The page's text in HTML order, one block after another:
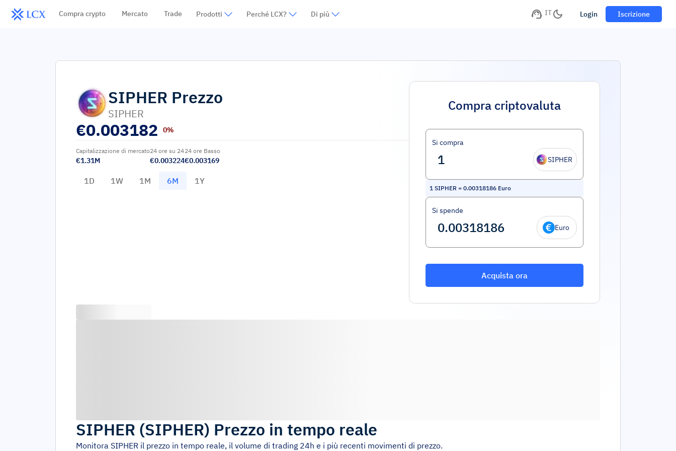
Compra crypto Mercato Trade Prodotti Perché LCX? Di più IT Login Iscrizione
SIPHER Prezzo
SIPHER
€0.003182 0%
Capitalizzazione di mercato
€1.31M
24 ore su 24
€0.003224
24 ore Basso
€0.003169
1D 1W 1M 6M 1Y
Compra criptovaluta
Si compra
SIPHER
1 SIPHER = 0.00318186 Euro
Si spende
Euro
Acquista ora
SIPHER (SIPHER) Prezzo in tempo reale
Monitora SIPHER il prezzo in tempo reale, il volume di trading 24h e i più recenti movimenti di prezzo.